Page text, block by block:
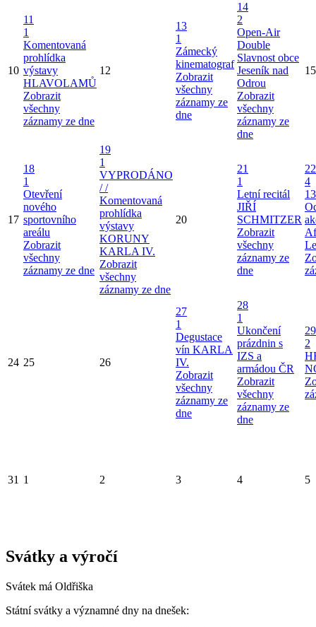
10
11
1
Komentovaná
prohlídka
výstavy
HLAVOLAMŮ
Zobrazit
všechny
záznamy ze dne
12
13
1
Zámecký
kinematograf
Zobrazit
všechny
záznamy ze
dne
14
2
Open-Air
Double
Slavnost obce
Jeseník nad
Odrou
Zobrazit
všechny
záznamy ze
dne
15
17
18
1
Otevření
nového
sportovního
areálu
Zobrazit
všechny
záznamy ze dne
19
1
VYPRODÁNO
/ /
Komentovaná
prohlídka
výstavy
KORUNY
KARLA IV.
Zobrazit
všechny
záznamy ze dne
20
21
1
Letní recitál
JIŘÍ
SCHMITZER
Zobrazit
všechny
záznamy ze
dne
22
4
24 25 26
27
1
Degustace
vín KARLA
IV.
Zobrazit
všechny
záznamy ze
dne
28
1
Ukončení
prázdnin s
IZS a
armádou ČR
Zobrazit
všechny
záznamy ze
dne
29
2
31 1 2 3 4 5
Svátky a výročí
Svátek má Oldřiška
Státní svátky a významné dny na dnešek: